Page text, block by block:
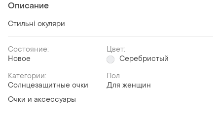
Описание
Стильні окуляри
Состояние:
Новое
Цвет:
Серебристый
Категории:
Солнцезащитные очки
Очки и аксессуары
Пол
Для женщин